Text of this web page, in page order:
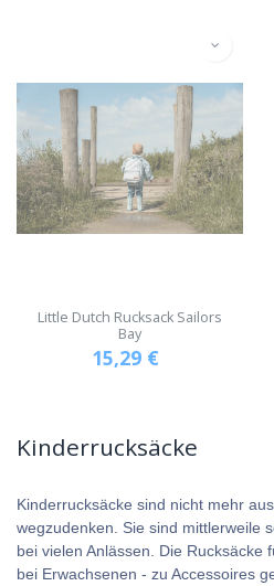
Little Dutch Rucksack Sailors
Bay
15,29 €
Kinderrucksäcke
Kinderrucksäcke sind nicht mehr
wegzudenken. Sie sind mittlerweile
bei vielen Anlässen. Die Rucksäcke
bei Erwachsenen - zu Accessoires